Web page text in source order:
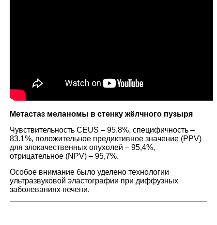
Метастаз меланомы в стенку жёлчного пузыря
Чувствительность CEUS – 95.8%, специфичность –
83.1%, положительное предиктивное значение (PPV)
для злокачественных опухолей – 95,4%,
отрицательное (NPV) – 95,7%.
Особое внимание было уделено технологии
ультразвуковой эластографии при диффузных
заболеваниях печени.